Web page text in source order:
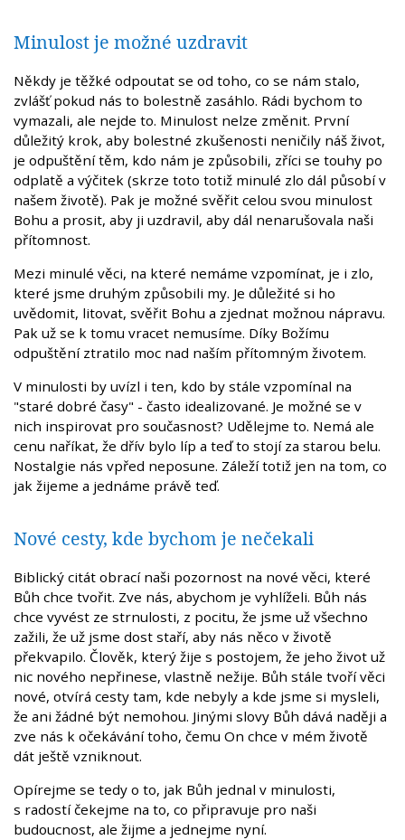
Minulost je možné uzdravit
Někdy je těžké odpoutat se od toho, co se nám stalo,
zvlášť pokud nás to bolestně zasáhlo. Rádi bychom to
vymazali, ale nejde to. Minulost nelze změnit. První
důležitý krok, aby bolestné zkušenosti neničily náš život,
je odpuštění těm, kdo nám je způsobili, zříci se touhy po
odplatě a výčitek (skrze toto totiž minulé zlo dál působí v
našem životě). Pak je možné svěřit celou svou minulost
Bohu a prosit, aby ji uzdravil, aby dál nenarušovala naši
přítomnost.
Mezi minulé věci, na které nemáme vzpomínat, je i zlo,
které jsme druhým způsobili my. Je důležité si ho
uvědomit, litovat, svěřit Bohu a zjednat možnou nápravu.
Pak už se k tomu vracet nemusíme. Díky Božímu
odpuštění ztratilo moc nad naším přítomným životem.
V minulosti by uvízl i ten, kdo by stále vzpomínal na
"staré dobré časy" - často idealizované. Je možné se v
nich inspirovat pro současnost? Udělejme to. Nemá ale
cenu naříkat, že dřív bylo líp a teď to stojí za starou belu.
Nostalgie nás vpřed neposune. Záleží totiž jen na tom, co
jak žijeme a jednáme právě teď.
Nové cesty, kde bychom je nečekali
Biblický citát obrací naši pozornost na nové věci, které
Bůh chce tvořit. Zve nás, abychom je vyhlíželi. Bůh nás
chce vyvést ze strnulosti, z pocitu, že jsme už všechno
zažili, že už jsme dost staří, aby nás něco v životě
překvapilo. Člověk, který žije s postojem, že jeho život už
nic nového nepřinese, vlastně nežije. Bůh stále tvoří věci
nové, otvírá cesty tam, kde nebyly a kde jsme si mysleli,
že ani žádné být nemohou. Jinými slovy Bůh dává naději a
zve nás k očekávání toho, čemu On chce v mém životě
dát ještě vzniknout.
Opírejme se tedy o to, jak Bůh jednal v minulosti,
s radostí čekejme na to, co připravuje pro naši
budoucnost, ale žijme a jednejme nyní.